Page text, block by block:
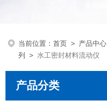
当前位置：首页 > 产品中心
列
> 水工密封材料流动仪
产品分类